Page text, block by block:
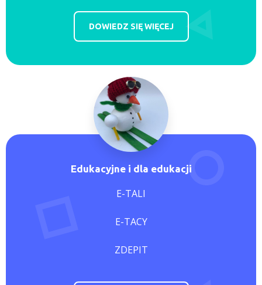
DOWIEDZ SIĘ WIĘCEJ
Edukacyjne i dla edukacji
E-TALI
E-TACY
ZDEPIT